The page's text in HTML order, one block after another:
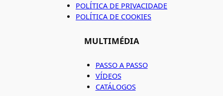
POLÍTICA DE PRIVACIDADE
POLÍTICA DE COOKIES
MULTIMÉDIA
PASSO A PASSO
VÍDEOS
CATÁLOGOS